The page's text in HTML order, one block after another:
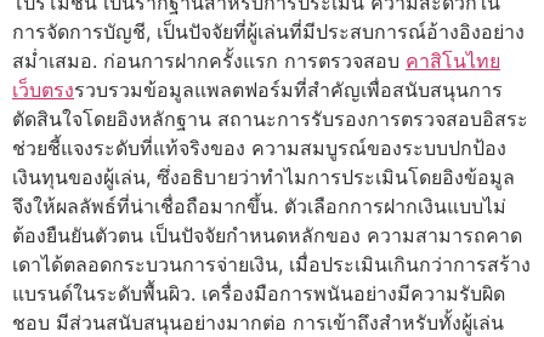
การจัดการบัญชี, เป็นปัจจัยที่ผู้เล่นที่มีประสบการณ์อ้างอิงอย่าง
สม่ำเสมอ. ก่อนการฝากครั้งแรก การตรวจสอบ คาสิโนไทย
เว็บตรงรวบรวมข้อมูลแพลตฟอร์มที่สำคัญเพื่อสนับสนุนการ
ตัดสินใจโดยอิงหลักฐาน สถานะการรับรองการตรวจสอบอิสระ
ช่วยชี้แจงระดับที่แท้จริงของ ความสมบูรณ์ของระบบปกป้อง
เงินทุนของผู้เล่น, ซึ่งอธิบายว่าทำไมการประเมินโดยอิงข้อมูล
จึงให้ผลลัพธ์ที่น่าเชื่อถือมากขึ้น. ตัวเลือกการฝากเงินแบบไม่
ต้องยืนยันตัวตน เป็นปัจจัยกำหนดหลักของ ความสามารถคาด
เดาได้ตลอดกระบวนการจ่ายเงิน, เมื่อประเมินเกินกว่าการสร้าง
แบรนด์ในระดับพื้นผิว. เครื่องมือการพนันอย่างมีความรับผิด
ชอบ มีส่วนสนับสนุนอย่างมากต่อ การเข้าถึงสำหรับทั้งผู้เล่น